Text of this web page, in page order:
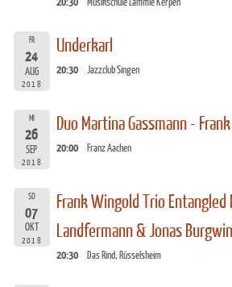
FR
24
AUG
2018
Underkarl
20:30 Jazzclub Singen
MI
26
SEP
2018
Duo Martina Gassmann -
20:00 Franz Aachen
SO
07
OKT
2018
Frank Wingold Trio
Landfermann & Jonas
20:30 Das Rind, Rüsselsheim